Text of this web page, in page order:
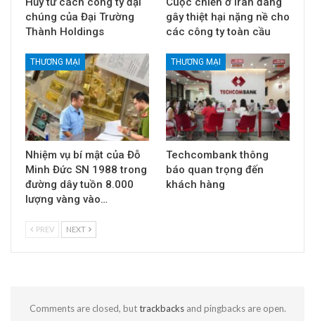
chúng của Đại Trường
Thành Holdings
gây thiệt hại nặng nề cho
các công ty toàn cầu
THƯƠNG MẠI
Nhiệm vụ bí mật của Đỗ
Minh Đức SN 1988 trong
đường dây tuồn 8.000
lượng vàng vào…
THƯƠNG MẠI
Techcombank thông
báo quan trọng đến
khách hàng
PREV NEXT
Comments are closed, buttrackbacksand pingbacks are open.